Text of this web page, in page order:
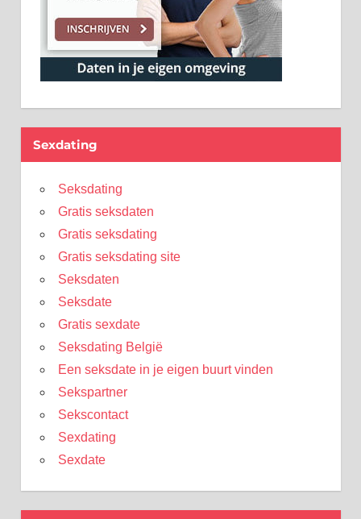
Sexdating
Seksdating
Gratis seksdaten
Gratis seksdating
Gratis seksdating site
Seksdaten
Seksdate
Gratis sexdate
Seksdating België
Een seksdate in je eigen buurt vinden
Sekspartner
Sekscontact
Sexdating
Sexdate